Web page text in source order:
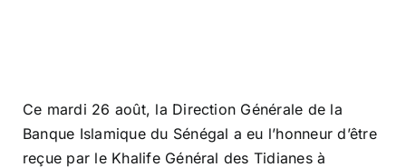
Ce mardi 26 août, la Direction Générale de la
Banque Islamique du Sénégal a eu l’honneur d’être
reçue par le Khalife Général des Tidianes à